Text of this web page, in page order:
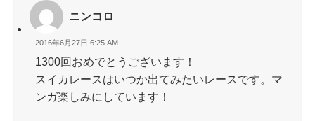
ニンコロ
2016年6月27日 6:25 AM
1300回おめでとうございます！
スイカレースはいつか出てみたいレースです。マ
ンガ楽しみにしています！